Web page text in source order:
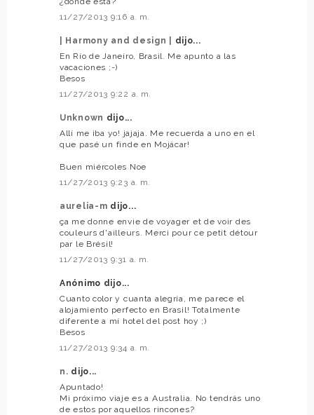
11/27/2013 9:16 a. m.
| Harmony and design |
dijo...
En Río de Janeiro, Brasil. Me apunto a las
vacaciones ;-)
Besos
11/27/2013 9:22 a. m.
Unknown dijo...
Allí me iba yo! jajaja. Me recuerda a uno en el
que pasé un finde en Mojácar!
Buen miércoles Noe
11/27/2013 9:23 a. m.
aurelia-m dijo...
ça me donne envie de voyager et de voir des
couleurs d'ailleurs. Merci pour ce petit détour
par le Brésil!
11/27/2013 9:31 a. m.
Anónimo dijo...
Cuanto color y cuanta alegría, me parece el
alojamiento perfecto en Brasil! Totalmente
diferente a mí hotel del post hoy ;)
Besos
11/27/2013 9:34 a. m.
n. dijo...
Apuntado!
Mi próximo viaje es a Australia. No tendrás uno
de estos por aquellos rincones?